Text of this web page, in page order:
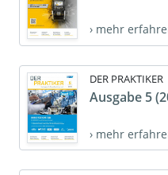
› mehr
DER PRAKTIKER
Ausgabe 5
› mehr